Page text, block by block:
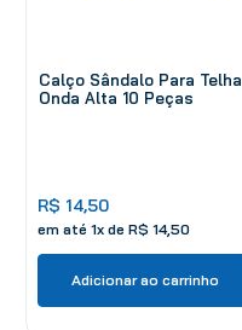
Calço Sândalo Para Telha
Onda Alta 10 Peças
R$ 14,50
em até 1x de R$ 14,50
Adicionar ao carrinho